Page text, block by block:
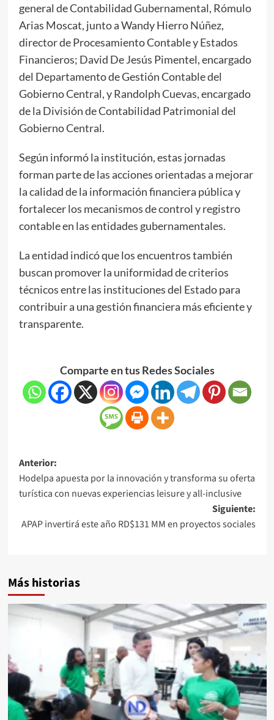
general de Contabilidad Gubernamental, Rómulo
Arias Moscat, junto a Wandy Hierro Núñez,
director de Procesamiento Contable y Estados
Financieros; David De Jesús Pimentel, encargado
del Departamento de Gestión Contable del
Gobierno Central, y Randolph Cuevas, encargado
de la División de Contabilidad Patrimonial del
Gobierno Central.
Según informó la institución, estas jornadas
forman parte de las acciones orientadas a mejorar
la calidad de la información financiera pública y
fortalecer los mecanismos de control y registro
contable en las entidades gubernamentales.
La entidad indicó que los encuentros también
buscan promover la uniformidad de criterios
técnicos entre las instituciones del Estado para
contribuir a una gestión financiera más eficiente y
transparente.
Comparte en tus Redes Sociales
Anterior:
Hodelpa apuesta por la innovación y transforma su oferta
turística con nuevas experiencias leisure y all-inclusive
Siguiente:
APAP invertirá este año RD$131 MM en proyectos sociales
Más historias